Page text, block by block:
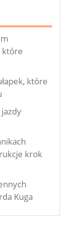
które
które
krok
Kuga